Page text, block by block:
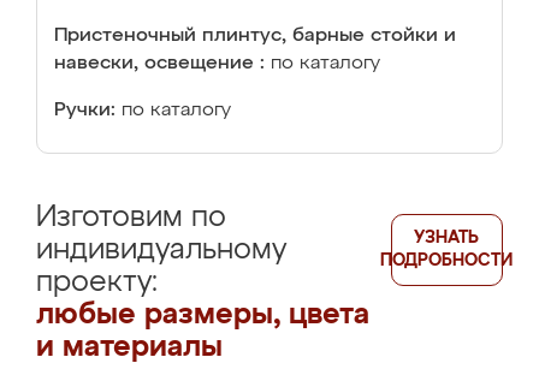
Пристеночный плинтус, барные стойки и
навески, освещение : по каталогу
Ручки: по каталогу
Изготовим по
индивидуальному
проекту:
любые размеры, цвета
и материалы
УЗНАТЬ
ПОДРОБНОСТИ